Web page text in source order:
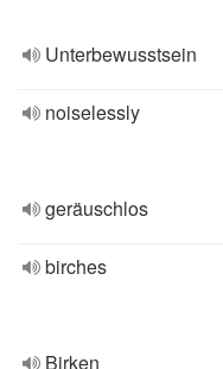
Unterbewusstsein
noiselessly
geräuschlos
birches
Birken